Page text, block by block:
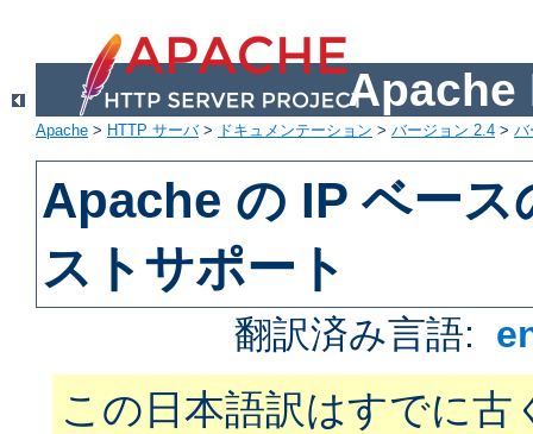
Apache
Apache > HTTP サーバ> ドキュメンテーション > バージョン 2.4 > バ
Apache の IP ベース
ストサポート
翻訳済み言語:
この日本語訳はすでに古